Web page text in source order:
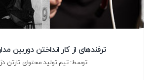
درباره ما
ترفندهای از کار انداختن دوربین
توسط: تیم تولید محتوای تارتن دژ